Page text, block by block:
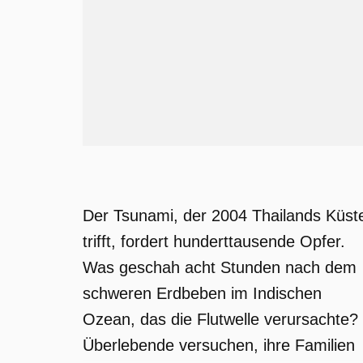
Der Tsunami, der 2004 Thailands
trifft, fordert hunderttausende Opfer.
Was geschah acht Stunden nach dem
schweren Erdbeben im Indischen
Ozean, das die Flutwelle verursachte?
Überlebende versuchen, ihre Familien